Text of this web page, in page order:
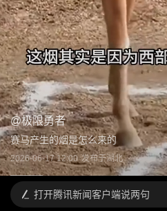
@极限勇者
赛马产生的烟是怎么来的
2026-06-17 12:00 发布于湖北
打开腾讯新闻客户端说两句